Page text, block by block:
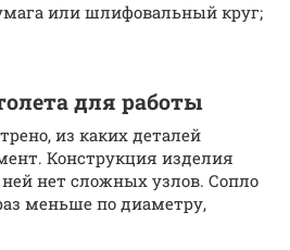
или шлифовальный круг;
для работы
из каких деталей
Конструкция изделия
ней нет сложных узлов. Сопло
меньше по диаметру,